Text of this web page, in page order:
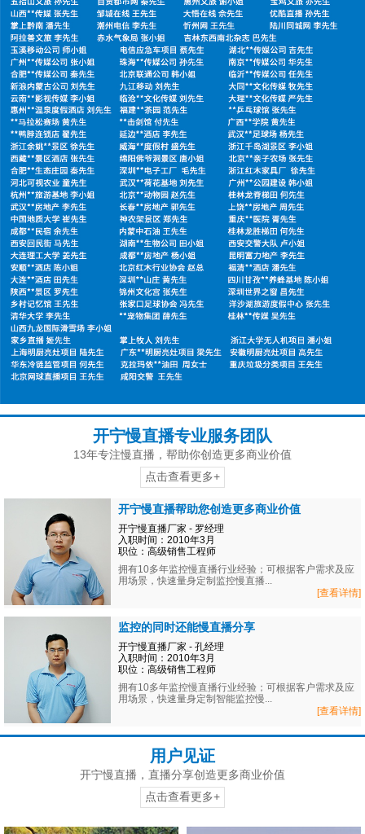
开宁慢直播专业服务团队
13年专注慢直播，帮助你创造更多商业价值
点击查看更多+
开宁慢直播帮助您创造更多商业价值
开宁慢直播厂家 - 罗经理
入职时间：2010年3月
职位：高级销售工程师
拥有10多年监控慢直播行业经验；可根据客户需求及应
用场景，快速量身定制监控慢直播...
[查看详情]
监控的同时还能慢直播分享
开宁慢直播厂家 - 孔经理
入职时间：2010年3月
职位：高级销售工程师
拥有10多年监控慢直播行业经验；可根据客户需求及应
用场景，快速量身定制智能监控慢...
[查看详情]
用户见证
开宁慢直播，直播分享创造更多商业价值
点击查看更多+